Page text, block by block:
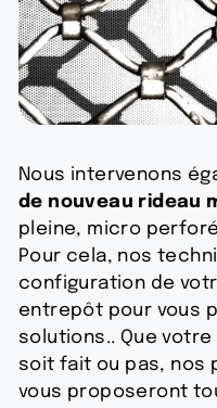
Nous intervenons
de nouveau rideau
pleine, micro
Pour cela, nos
configuration de
entrepôt pour vous
solutions.. Que
soit fait ou pas, nos
vous proposeront